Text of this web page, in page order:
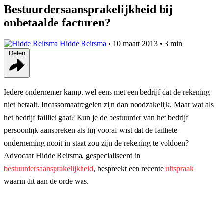
Bestuurdersaansprakelijkheid bij
onbetaalde facturen?
Hidde Reitsma • 10 maart 2013 • 3 min
Iedere ondernemer kampt wel eens met een bedrijf dat de rekening
niet betaalt. Incassomaatregelen zijn dan noodzakelijk. Maar wat als
het bedrijf failliet gaat? Kun je de bestuurder van het bedrijf
persoonlijk aanspreken als hij vooraf wist dat de failliete
onderneming nooit in staat zou zijn de rekening te voldoen?
Advocaat Hidde Reitsma, gespecialiseerd in
bestuurdersaansprakelijkheid, bespreekt een recente uitspraak
waarin dit aan de orde was.